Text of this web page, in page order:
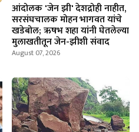
आंदोलक 'जेन झी' देशद्रोही नाहीत,
सरसंघचालक मोहन भागवत यांचे
खडेबोल; ऋषभ शहा यांनी घेतलेल्या
मुलाखतीतून जेन-झीशी संवाद
August 07, 2026